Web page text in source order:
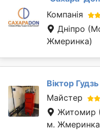
Компанія
Дніпро
Жмеринка)
Віктор Гудзь
Майстер
Житомир
м.